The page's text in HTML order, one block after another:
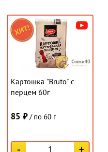
Картошка "Bruto" с
перцем 60г
85 ₽ / по 60 г
- +